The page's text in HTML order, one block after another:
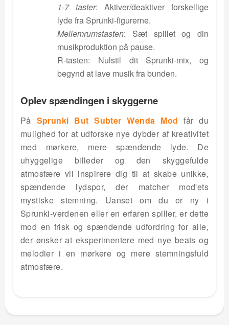
1-7 taster: Aktiver/deaktiver forskellige
lyde fra Sprunki-figurerne.
Mellemrumstasten: Sæt spillet og din
musikproduktion på pause.
R-tasten: Nulstil dit Sprunki-mix, og
begynd at lave musik fra bunden.
Oplev spændingen i skyggerne
På Sprunki But Subter Wenda Mod får du
mulighed for at udforske nye dybder af kreativitet
med mørkere, mere spændende lyde. De
uhyggelige billeder og den skyggefulde
atmosfære vil inspirere dig til at skabe unikke,
spændende lydspor, der matcher mod'ets
mystiske stemning. Uanset om du er ny i
Sprunki-verdenen eller en erfaren spiller, er dette
mod en frisk og spændende udfordring for alle,
der ønsker at eksperimentere med nye beats og
melodier i en mørkere og mere stemningsfuld
atmosfære.